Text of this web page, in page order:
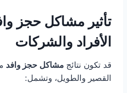
تأثير مشاكل حجز
الأفراد والشركات
قد تكون نتائج مشاكل حجز وافد
القصير والطويل، وتشمل: